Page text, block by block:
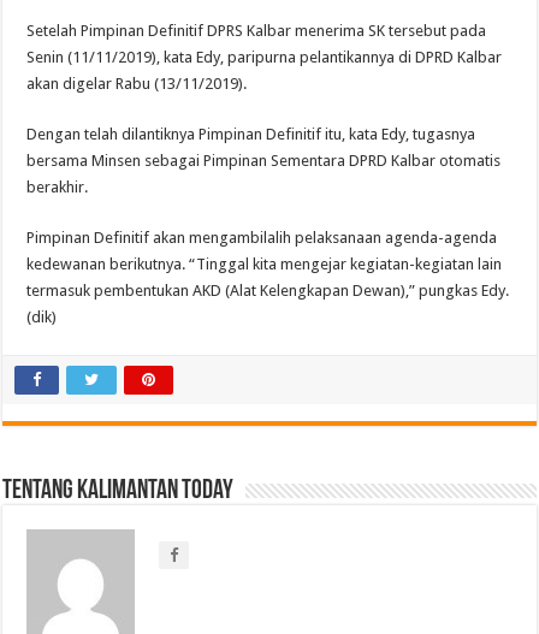
Setelah Pimpinan Definitif DPRS Kalbar menerima SK tersebut pada
Senin (11/11/2019), kata Edy, paripurna pelantikannya di DPRD Kalbar
akan digelar Rabu (13/11/2019).
Dengan telah dilantiknya Pimpinan Definitif itu, kata Edy, tugasnya
bersama Minsen sebagai Pimpinan Sementara DPRD Kalbar otomatis
berakhir.
Pimpinan Definitif akan mengambilalih pelaksanaan agenda-agenda
kedewanan berikutnya. “Tinggal kita mengejar kegiatan-kegiatan lain
termasuk pembentukan AKD (Alat Kelengkapan Dewan),” pungkas Edy.
(dik)
Tentang Kalimantan Today